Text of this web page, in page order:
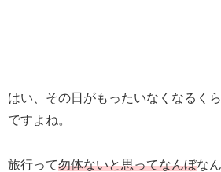
はい、その日がもったいなくなるく
ですよね。
旅行って勿体ないと思ってなんぼな